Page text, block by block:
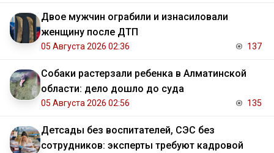
Двое мужчин ограбили и изнасиловали
женщину после ДТП
05 Августа 2026 02:36 137
Собаки растерзали ребенка в Алматинской
области: дело дошло до суда
05 Августа 2026 02:56 135
Детсады без воспитателей, СЭС без
сотрудников: эксперты требуют кадровой